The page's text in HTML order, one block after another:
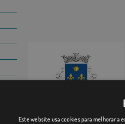
Flamengos
Este website usa cookies para melhorar a